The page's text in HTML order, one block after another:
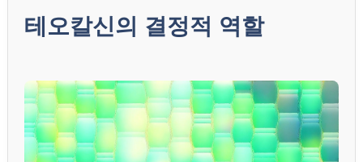
테오칼신의 결정적 역할